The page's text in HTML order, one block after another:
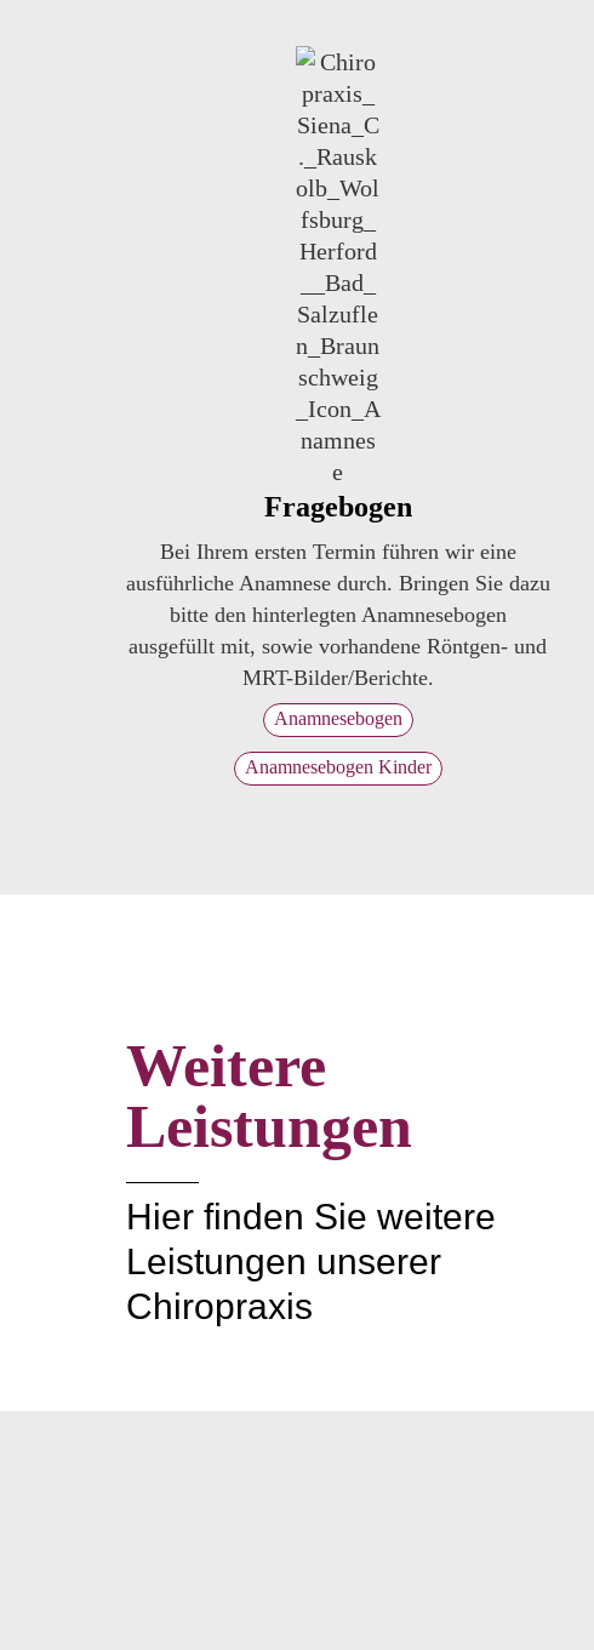
Fragebogen
Bei Ihrem ersten Termin führen wir eine
ausführliche Anamnese durch. Bringen Sie dazu
bitte den hinterlegten Anamnesebogen
ausgefüllt mit, sowie vorhandene Röntgen- und
MRT-Bilder/Berichte.
Anamnesebogen
Anamnesebogen Kinder
Weitere
Leistungen
Hier finden Sie weitere
Leistungen unserer
Chiropraxis